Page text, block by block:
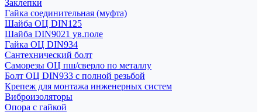
Заклепки
Гайка соединительная (муфта)
Шайба ОЦ DIN125
Шайба DIN9021 ув.поле
Гайка ОЦ DIN934
Сантехнический болт
Саморезы ОЦ пш/сверло по металлу
Болт ОЦ DIN933 с полной резьбой
Крепеж для монтажа инженерных систем
Виброизоляторы
Опора с гайкой